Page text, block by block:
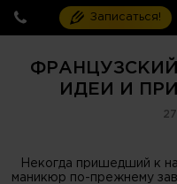
Записаться!
ИДЕИ И
Некогда пришедший к
маникюр по-прежнему